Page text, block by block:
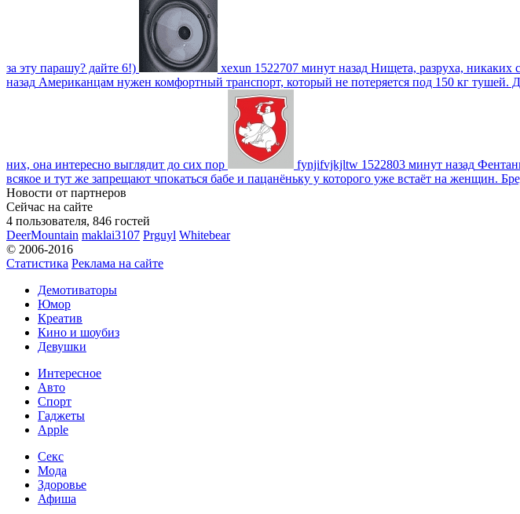
за эту парашу? дайте 6!) xexun 1522707 минут назад Нищета, разруха, никаких
назад Американцам нужен комфортный транспорт, который не потеряется под 150 кг тушей.
них, она интересно выглядит до сих пор fynjifvjkjltw 1522803 минут назад
всякое и тут же запрещают чпокаться бабе и пацанёньку у которого уже встаёт на женщин.
Новости от партнеров
Сейчас на сайте
4 пользователя, 846 гостей
DeerMountain maklai3107 Prguyl Whitebear
© 2006-2016
Статистика Реклама на сайте
Демотиваторы
Юмор
Креатив
Кино и шоубиз
Девушки
Интересное
Авто
Спорт
Гаджеты
Apple
Секс
Мода
Здоровье
Афиша